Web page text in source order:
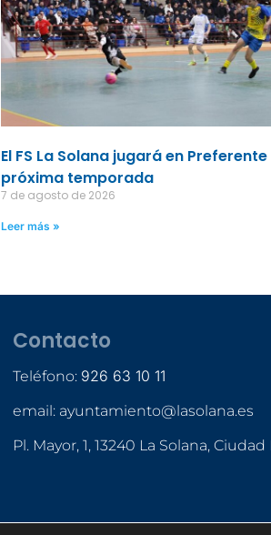
El FS La Solana jugará en
próxima temporada
7 de agosto de 2026
Leer más »
Contacto
Teléfono: 926 63 10 11
email: ayuntamiento@lasolana.es
Pl. Mayor, 1, 13240 La Solana, Ciudad